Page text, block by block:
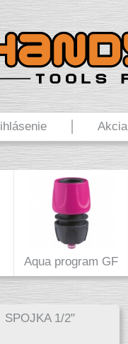
Akcia
Aqua program GF
SPOJKA 1/2"